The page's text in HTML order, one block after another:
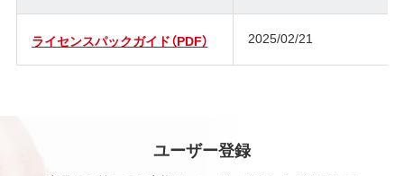
ライセンスパックガイド（PDF） 2025/02/21
ユーザー登録